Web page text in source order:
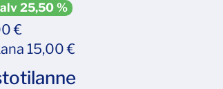
25,50 %
€
15,00 €